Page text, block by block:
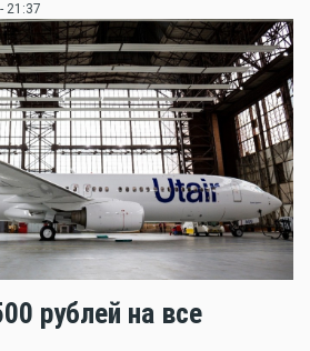
21:37
рублей на все